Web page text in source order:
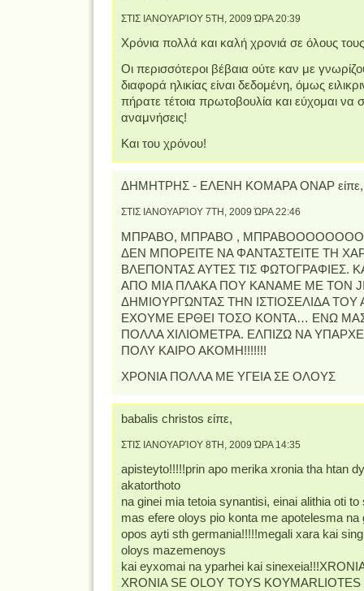
ΣΤΙΣ ΙΑΝΟΥΑΡΊΟΥ 5TH, 2009 ΏΡΑ 20:39
Χρόνια πολλά και καλή χρονιά σε όλους τους
Οι περισσότεροι βέβαια ούτε καν με
διαφορά ηλικίας είναι δεδομένη, όμως
πήρατε τέτοια πρωτοβουλία και εύχομαι να
αναμνήσεις!
Και του χρόνου!
ΔΗΜΗΤΡΗΣ - ΕΛΕΝΗ ΚΟΜΑΡΑ ΟΝΑΡ είπε,
ΣΤΙΣ ΙΑΝΟΥΑΡΊΟΥ 7TH, 2009 ΏΡΑ 22:46
ΜΠΡΑΒΟ, ΜΠΡΑΒΟ ,
ΔΕΝ ΜΠΟΡΕΙΤΕ ΝΑ ΦΑΝΤΑΣΤΕΙΤΕ ΤΗ
ΒΛΕΠΟΝΤΑΣ ΑΥΤΕΣ ΤΙΣ ΦΩΤΟΓΡΑΦΙΕΣ.
ΑΠΟ ΜΙΑ ΠΛΑΚΑ ΠΟΥ ΚΑΝΑΜΕ ΜΕ ΤΟΝ
ΔΗΜΙΟΥΡΓΩΝΤΑΣ ΤΗΝ ΙΣΤΙΟΣΕΛΙΔΑ ΤΟΥ
ΕΧΟΥΜΕ ΕΡΘΕΙ ΤΟΣΟ ΚΟΝΤΑ… ΕΝΩ
ΠΟΛΛΑ ΧΙΛΙΟΜΕΤΡΑ. ΕΛΠΙΖΩ ΝΑ
ΠΟΛΥ ΚΑΙΡΟ ΑΚΟΜΗ!!!!!!!
ΧΡΟΝΙΑ ΠΟΛΛΑ ΜΕ ΥΓΕΙΑ ΣΕ ΟΛΟΥΣ
babalis christos είπε,
ΣΤΙΣ ΙΑΝΟΥΑΡΊΟΥ 8TH, 2009 ΏΡΑ 14:35
apisteyto!!!!!prin apo merika xronia tha htan
akatorthoto
na ginei mia tetoia synantisi, einai alithia oti to
mas efere oloys pio konta me apotelesma na
opos ayti sth germania!!!!!megali xara kai
oloys mazemenoys
kai eyxomai na yparhei kai
XRONIA SE OLOY TOYS